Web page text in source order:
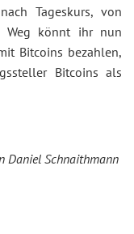
Tageskurs, von
Weg könnt ihr nun
Bitcoins bezahlen,
Bitcoins als
Daniel Schnaithmann